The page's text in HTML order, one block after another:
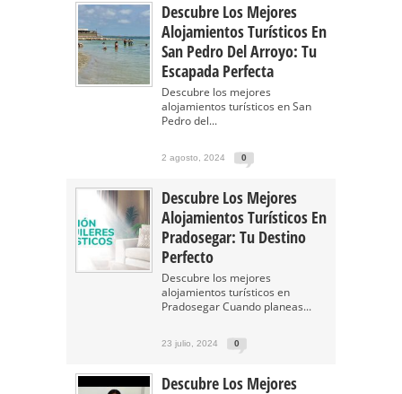
Descubre Los Mejores
Alojamientos Turísticos En
San Pedro Del Arroyo: Tu
Escapada Perfecta
Descubre los mejores
alojamientos turísticos en San
Pedro del...
2 agosto, 2024 0
Descubre Los Mejores
Alojamientos Turísticos En
Pradosegar: Tu Destino
Perfecto
Descubre los mejores
alojamientos turísticos en
Pradosegar Cuando planeas...
23 julio, 2024 0
Descubre Los Mejores